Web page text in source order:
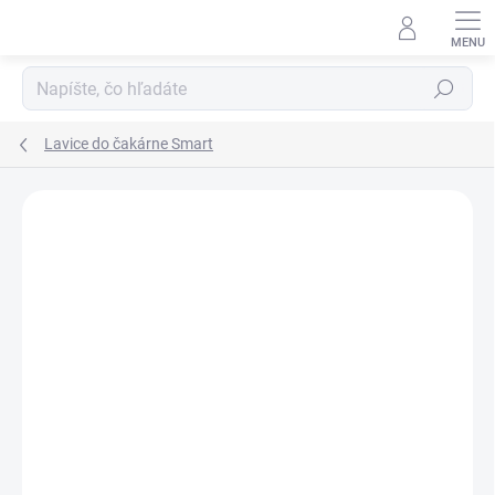
Hľadať
Lavice do čakárne Smart